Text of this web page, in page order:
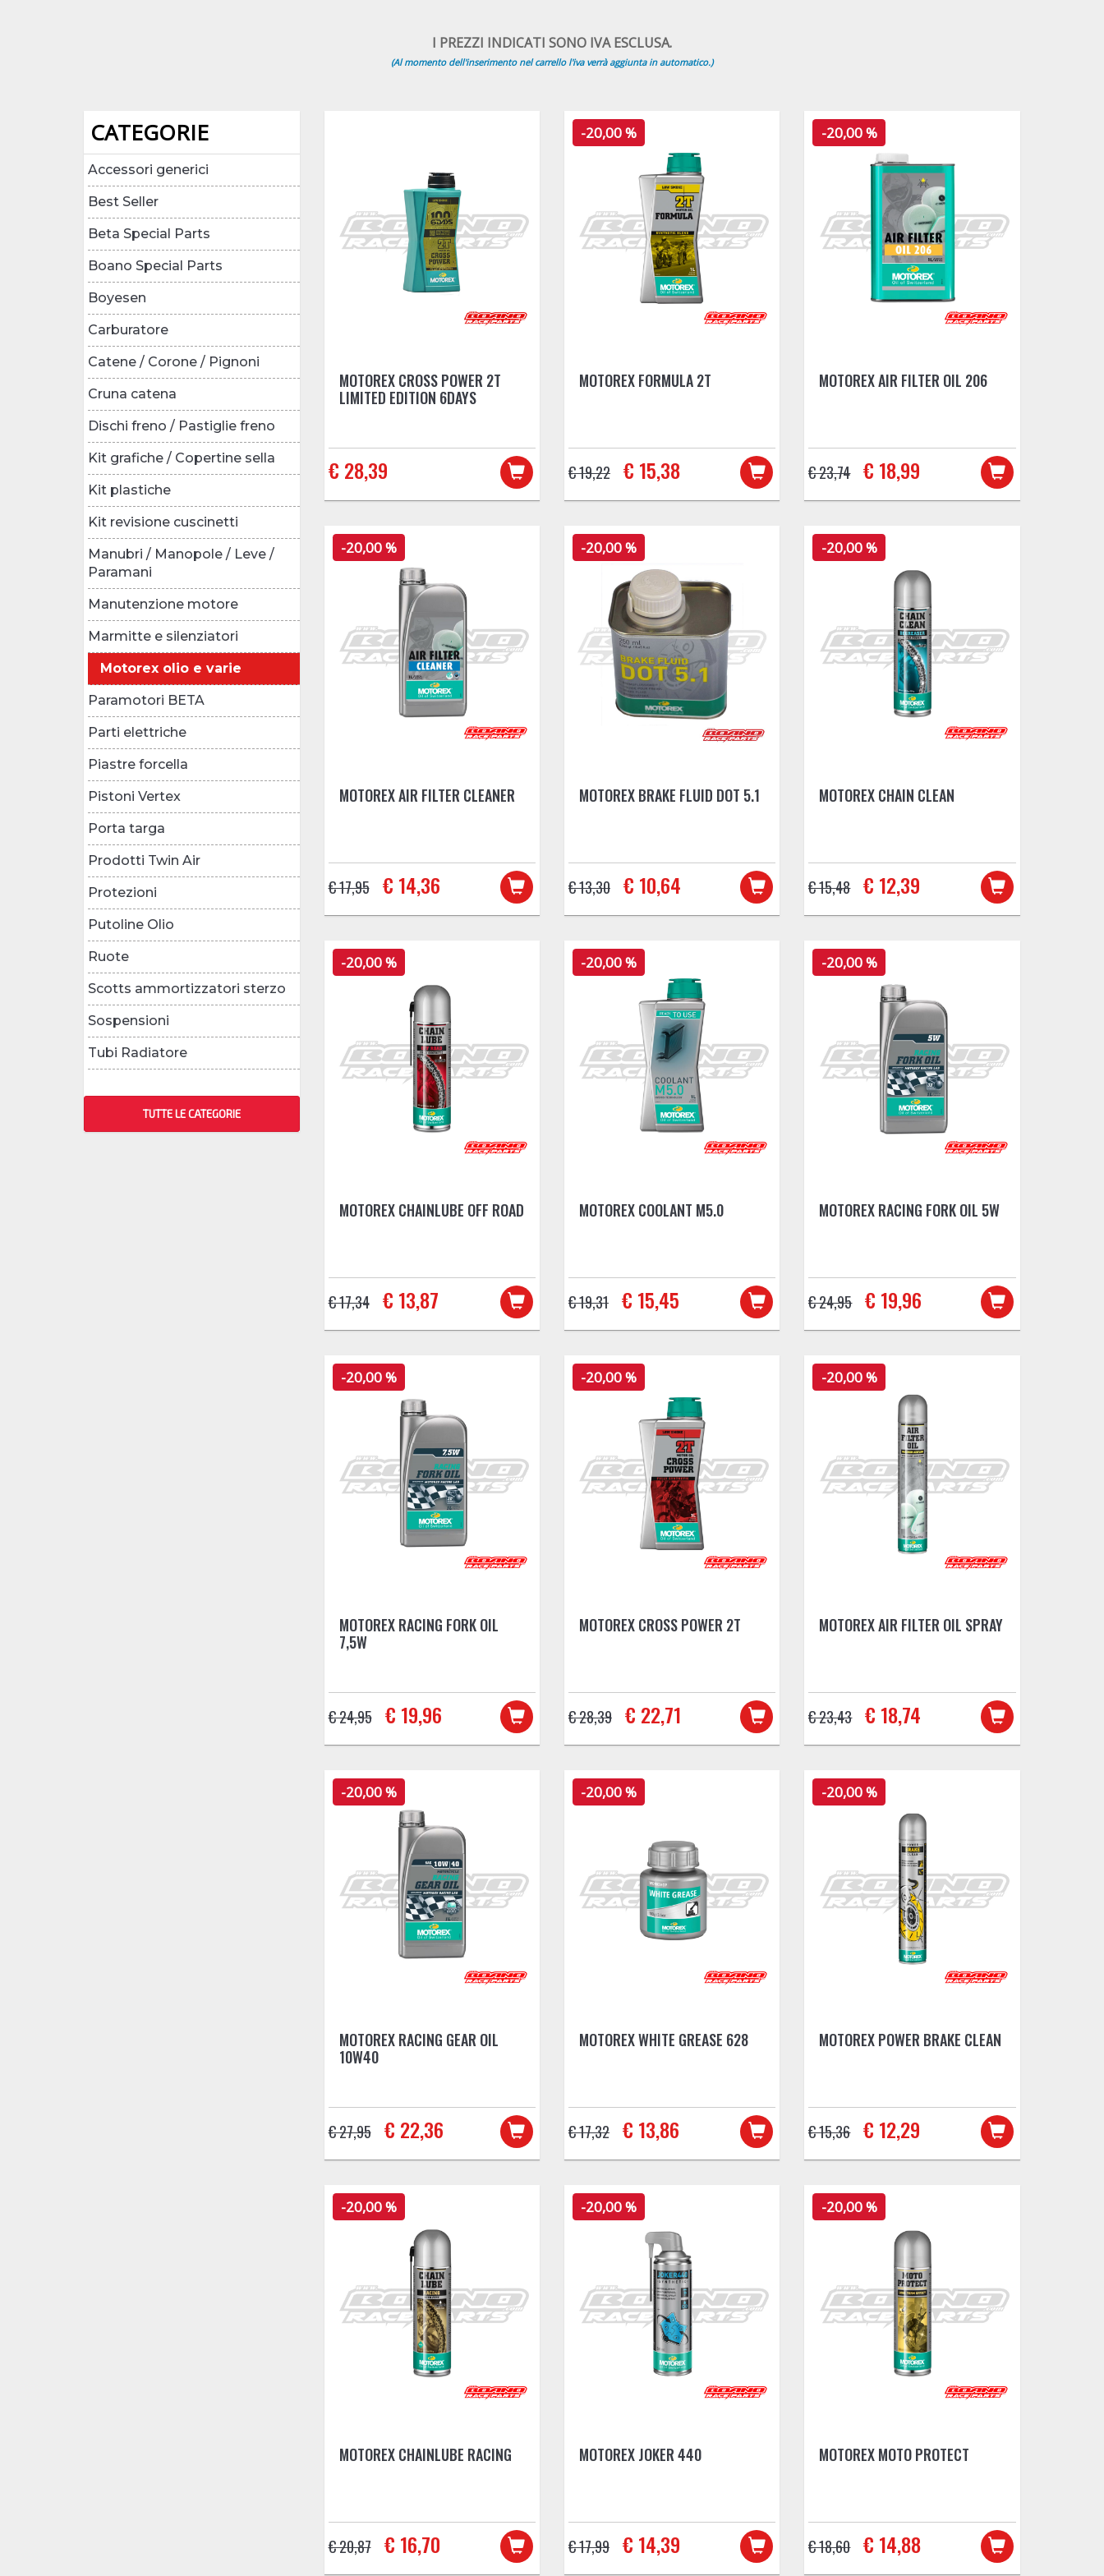
I PREZZI INDICATI SONO IVA ESCLUSA.
(Al momento dell'inserimento nel carrello l'iva verrà aggiunta in automatico.)
CATEGORIE
Accessori generici
Best Seller
Beta Special Parts
Boano Special Parts
Boyesen
Carburatore
Catene / Corone / Pignoni
Cruna catena
Dischi freno / Pastiglie freno
Kit grafiche / Copertine sella
Kit plastiche
Kit revisione cuscinetti
Manubri / Manopole / Leve /
Paramani
Manutenzione motore
Marmitte e silenziatori
Motorex olio e varie
Paramotori BETA
Parti elettriche
Piastre forcella
Pistoni Vertex
Porta targa
Prodotti Twin Air
Protezioni
Putoline Olio
Ruote
Scotts ammortizzatori sterzo
Sospensioni
Tubi Radiatore
TUTTE LE CATEGORIE
MOTOREX CROSS POWER 2T
LIMITED EDITION 6DAYS
€ 28,39
-20,00 %
MOTOREX FORMULA 2T
€ 19,22 € 15,38
-20,00 %
MOTOREX AIR FILTER OIL 206
€ 23,74 € 18,99
-20,00 %
MOTOREX AIR FILTER CLEANER
€ 17,95 € 14,36
-20,00 %
MOTOREX BRAKE FLUID DOT 5.1
€ 13,30 € 10,64
-20,00 %
MOTOREX CHAIN CLEAN
€ 15,48 € 12,39
-20,00 %
MOTOREX CHAINLUBE OFF ROAD
€ 17,34 € 13,87
-20,00 %
MOTOREX COOLANT M5.0
€ 19,31 € 15,45
-20,00 %
MOTOREX RACING FORK OIL 5W
€ 24,95 € 19,96
-20,00 %
MOTOREX RACING FORK OIL
7,5W
€ 24,95 € 19,96
-20,00 %
MOTOREX CROSS POWER 2T
€ 28,39 € 22,71
-20,00 %
MOTOREX AIR FILTER OIL SPRAY
€ 23,43 € 18,74
-20,00 %
MOTOREX RACING GEAR OIL
10W40
€ 27,95 € 22,36
-20,00 %
MOTOREX WHITE GREASE 628
€ 17,32 € 13,86
-20,00 %
MOTOREX POWER BRAKE CLEAN
€ 15,36 € 12,29
-20,00 %
MOTOREX CHAINLUBE RACING
€ 20,87 € 16,70
-20,00 %
MOTOREX JOKER 440
€ 17,99 € 14,39
-20,00 %
MOTOREX MOTO PROTECT
€ 18,60 € 14,88